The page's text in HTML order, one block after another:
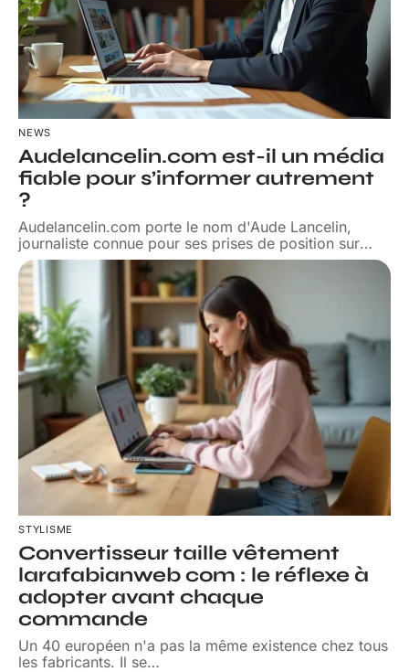
NEWS
Audelancelin.com est-il un média
fiable pour s’informer autrement
?
Audelancelin.com porte le nom d'Aude Lancelin,
journaliste connue pour ses prises de position sur…
STYLISME
Convertisseur taille vêtement
larafabianweb com : le réflexe à
adopter avant chaque
commande
Un 40 européen n'a pas la même existence chez tous
les fabricants. Il se…